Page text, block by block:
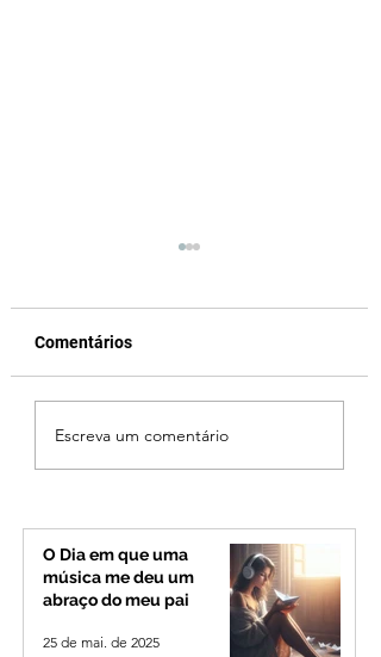
Jovem de 24 anos é
morto após briga
durante luau no
Paranaíba
Comentários
Escreva um comentário
O Dia em que uma
música me deu um
abraço do meu pai
25 de mai. de 2025